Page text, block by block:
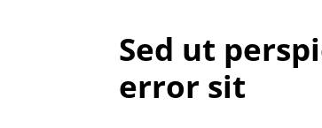
Sed ut
error sit